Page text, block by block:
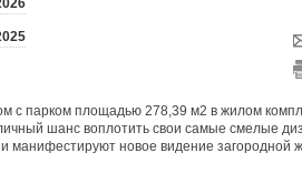
с парком площадью 278,39 м2 в жилом
шанс воплотить свои самые смелые
манифестируют новое видение